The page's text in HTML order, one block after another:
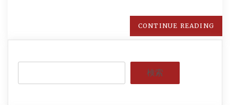
CONTINUE READING
検索